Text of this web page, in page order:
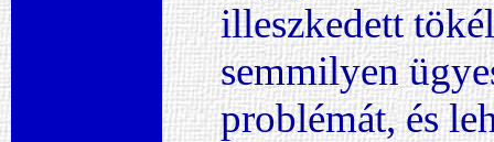
illeszkedett
semmilyen
problémát, és